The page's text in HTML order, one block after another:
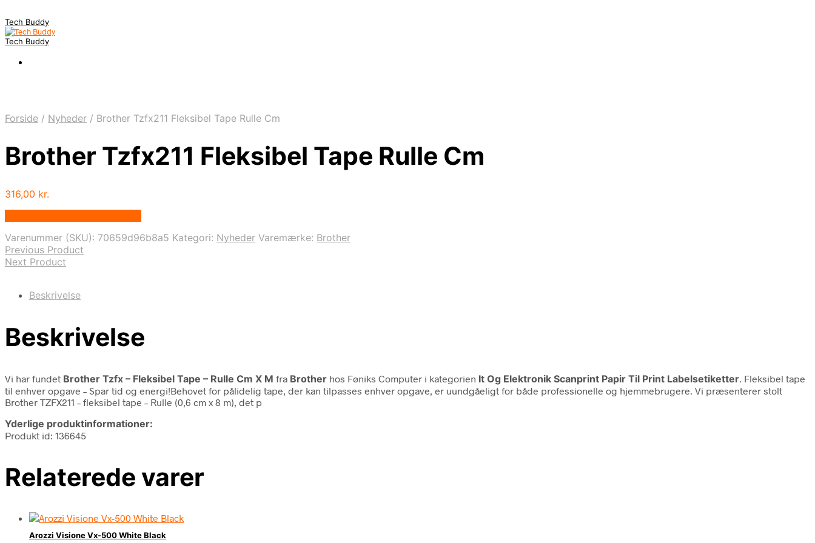
Tech Buddy
Tech Buddy
Forside / Nyheder / Brother Tzfx211 Fleksibel Tape Rulle Cm
Brother Tzfx211 Fleksibel Tape Rulle Cm
316,00 kr.
Varenummer (SKU): 70659d96b8a5 Kategori: Nyheder Varemærke: Brother
Previous Product
Next Product
Beskrivelse
Beskrivelse
Vi har fundet Brother Tzfx – Fleksibel Tape – Rulle Cm X M fra Brother hos Føniks Computer i kategorien It Og Elektronik Scanprint Papir Til Print Labelsetiketter . Fleksibel tape
til enhver opgave – Spar tid og energi!Behovet for pålidelig tape, der kan tilpasses enhver opgave, er uundgåeligt for både professionelle og hjemmebrugere. Vi præsenterer stolt
Brother TZFX211 – fleksibel tape – Rulle (0,6 cm x 8 m), det p
Yderlige produktinformationer:
Produkt id: 136645
Relaterede varer
Arozzi Visione Vx-500 White Black